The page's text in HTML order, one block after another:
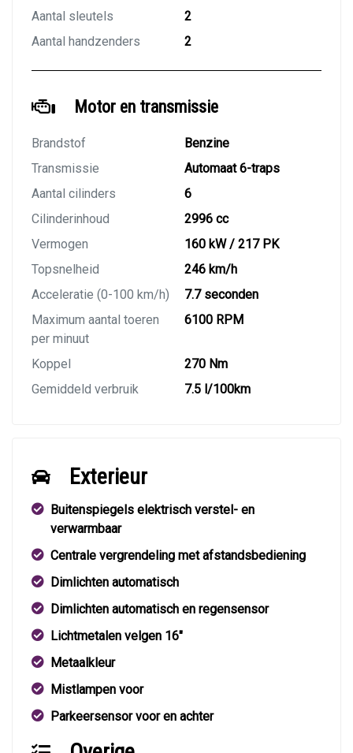
Aantal sleutels
2
Aantal handzenders
2
Motor en transmissie
Brandstof
Benzine
Transmissie
Automaat 6-traps
Aantal cilinders
6
Cilinderinhoud
2996 cc
Vermogen
160 kW / 217 PK
Topsnelheid
246 km/h
Acceleratie (0-100 km/h)
7.7 seconden
Maximum aantal toeren
per minuut
6100 RPM
Koppel
270 Nm
Gemiddeld verbruik
7.5 l/100km
Exterieur
Buitenspiegels elektrisch verstel- en
verwarmbaar
Centrale vergrendeling met afstandsbediening
Dimlichten automatisch
Dimlichten automatisch en regensensor
Lichtmetalen velgen 16"
Metaalkleur
Mistlampen voor
Parkeersensor voor en achter